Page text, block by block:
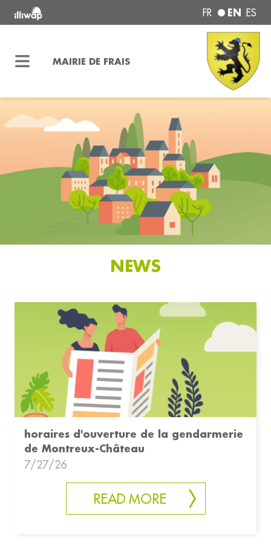
FR EN ES
MAIRIE DE FRAIS
NEWS
horaires d'ouverture de la gendarmerie
de Montreux-Château
7/27/26
READ MORE